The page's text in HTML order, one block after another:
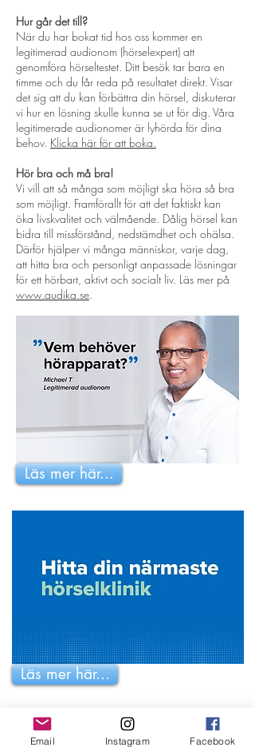
Hur går det till?
När du har bokat tid hos oss kommer en
legitimerad audionom (hörselexpert) att
genomföra hörseltestet. Ditt besök tar bara en
timme och du får reda på resultatet direkt. Visar
det sig att du kan förbättra din hörsel, diskuterar
vi hur en lösning skulle kunna se ut för dig. Våra
legitimerade audionomer är lyhörda för dina
behov. Klicka här för att boka.
Hör bra och må bra!
Vi vill att så många som möjligt ska höra så bra
som möjligt. Framförallt för att det faktiskt kan
öka livskvalitet och välmående. Dålig hörsel kan
bidra till missförstånd, nedstämdhet och ohälsa.
Därför hjälper vi många människor, varje dag,
att hitta bra och personligt anpassade lösningar
för ett hörbart, aktivt och socialt liv. Läs mer på
www.audika.se.
Läs mer här...
Läs mer här...
Email Instagram Facebook